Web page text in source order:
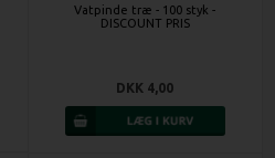
Vatpinde træ - 100 styk -
DISCOUNT PRIS
DKK 4,00